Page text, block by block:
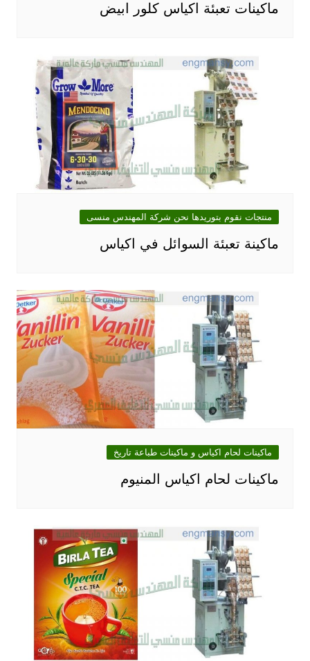
ماكينات تعبئة اكياس كلور ابيض
منتجات نقوم بتوريدها نحن شركة المهندس منسى
ماكينة تعبئة السوائل في اكياس
ماكينات لحام اكياس و ماكينات طباعة تاريخ
ماكينات لحام اكياس المنيوم